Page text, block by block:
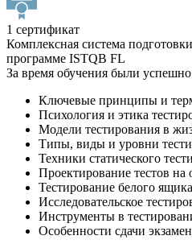
1 сертификат
Комплексная система
программе ISTQB FL
За время обучения были
Ключевые принципы и
Психология и этика
Модели тестирования в
Типы, виды и уровни
Техники статического
Проектирование тестов
Тестирование белого ящика
Исследовательское
Инструменты в
Особенности сдачи